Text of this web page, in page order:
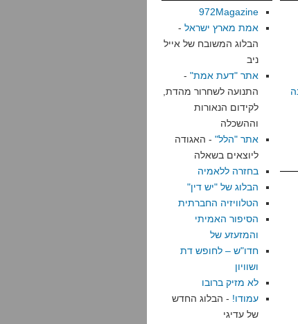
972Magazine
אמת מארץ ישראל -
הבלוג המשובח של אייל
ניב
אתר "דעת אמת" -
התנועה לשחרור מהדת,
לקידום הנאורות
וההשכלה
אתר "הלל" - האגודה
ליוצאים בשאלה
בחזרה ללאמיה
הבלוג של "יש דין"
הטלוויזיה החברתית
הסיפור האמיתי
והמזעזע של
חדו"ש – לחופש דת
ושוויון
לא מזיק ברובו
עמודו! - הבלוג החדש
של עדיגי